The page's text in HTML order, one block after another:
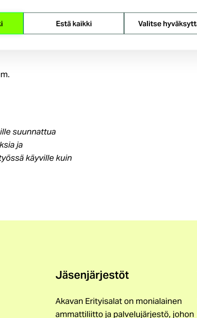
Estä kaikki Valitse
avulla voit
– niin
suunnattua
ja
käyville kuin
Jäsenjärjestöt
Akavan Erityisalat on monialainen
ammattiliitto ja palvelujärjestö, johon